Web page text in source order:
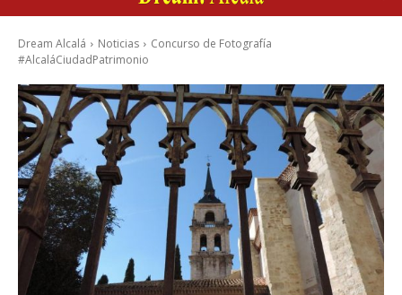
Dream Alcalá Noticias
Concurso de Fotografía
#AlcaláCiudadPatrimonio